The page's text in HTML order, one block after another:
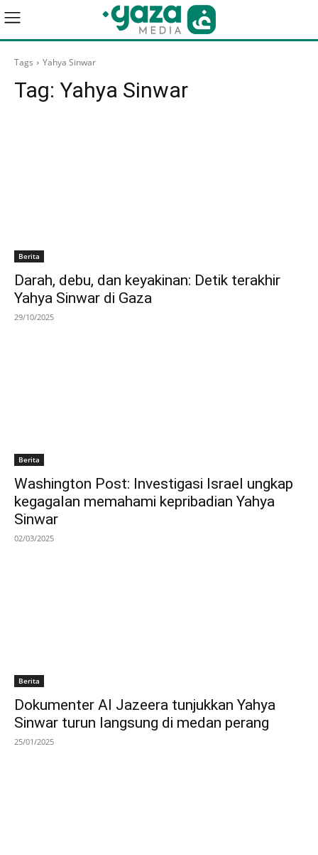
Tags Yahya Sinwar
Tag: Yahya Sinwar
Berita
Darah, debu, dan keyakinan: Detik terakhir
Yahya Sinwar di Gaza
29/10/2025
Berita
Washington Post: Investigasi Israel ungkap
kegagalan memahami kepribadian Yahya
Sinwar
02/03/2025
Berita
Dokumenter Al Jazeera tunjukkan Yahya
Sinwar turun langsung di medan perang
25/01/2025